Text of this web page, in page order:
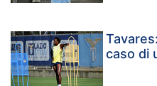
caso di